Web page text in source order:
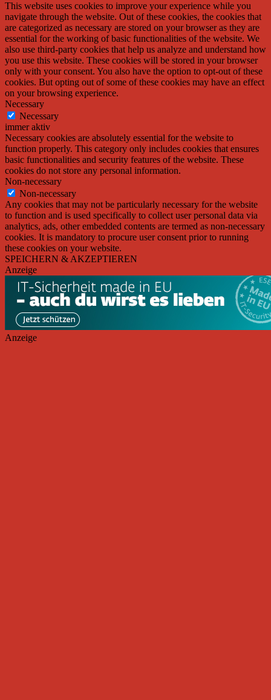
This website uses cookies to improve your experience while you
navigate through the website. Out of these cookies, the cookies that
are categorized as necessary are stored on your browser as they are
essential for the working of basic functionalities of the website. We
also use third-party cookies that help us analyze and understand how
you use this website. These cookies will be stored in your browser
only with your consent. You also have the option to opt-out of these
cookies. But opting out of some of these cookies may have an effect
on your browsing experience.
Necessary
Necessary
immer aktiv
Necessary cookies are absolutely essential for the website to
function properly. This category only includes cookies that ensures
basic functionalities and security features of the website. These
cookies do not store any personal information.
Non-necessary
Non-necessary
Any cookies that may not be particularly necessary for the website
to function and is used specifically to collect user personal data via
analytics, ads, other embedded contents are termed as non-necessary
cookies. It is mandatory to procure user consent prior to running
these cookies on your website.
SPEICHERN & AKZEPTIEREN
Anzeige
Anzeige